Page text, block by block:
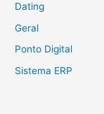
Dating
Geral
Ponto Digital
Sistema ERP